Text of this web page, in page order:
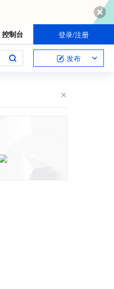
控制台 登录/注册
发布